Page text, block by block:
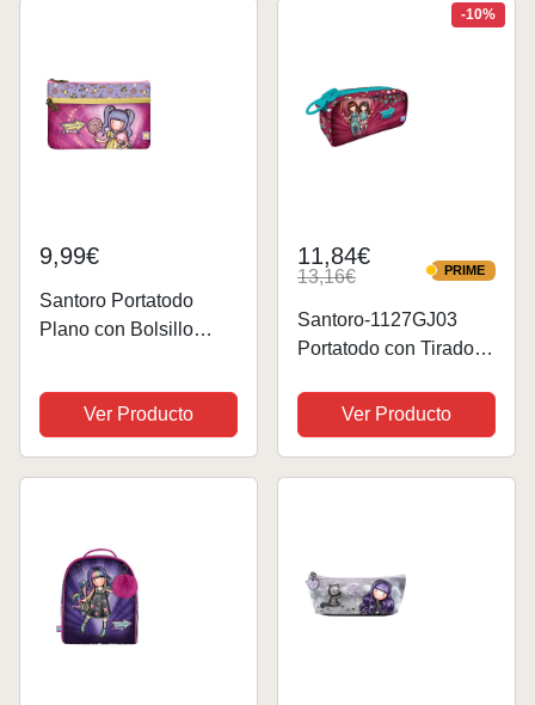
9,99€
Santoro Portatodo
Plano con Bolsillo
23,4X15,5X1,5Cm,
Dibujos Animados,
Multicolor (1128GJ02)
Ver Producto
-10%
11,84€
13,16€ PRIME
PRIME
Santoro-1127GJ03
Portatodo con Tirador
Fairground Fireworks
21,5X10,5X7Cm,
Dibujo Animado,
Ver Producto